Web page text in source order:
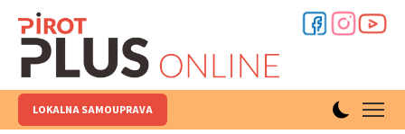
LOKALNA SAMOUPRAVA